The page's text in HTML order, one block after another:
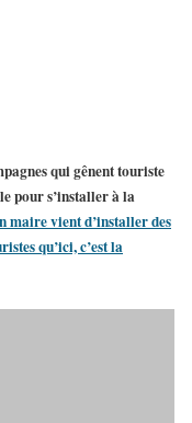
qui gênent touriste
pour s’installer à la
maire vient d’installer des
qu’ici, c’est la